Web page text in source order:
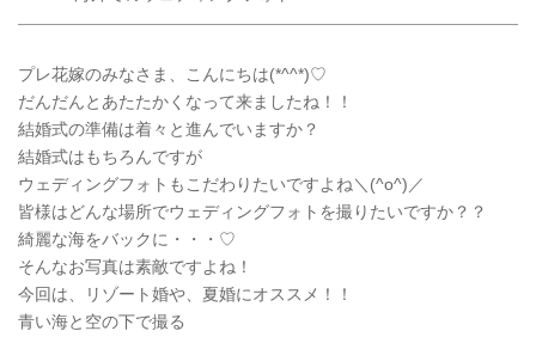
プレ花嫁のみなさま、こんにちは(*^^*)♡
だんだんとあたたかくなって来ましたね！！
結婚式の準備は着々と進んでいますか？
結婚式はもちろんですが
ウェディングフォトもこだわりたいですよね＼(^o^)／
皆様はどんな場所でウェディングフォトを撮りたいですか？？
綺麗な海をバックに・・・♡
そんなお写真は素敵ですよね！
今回は、リゾート婚や、夏婚にオススメ！！
青い海と空の下で撮る